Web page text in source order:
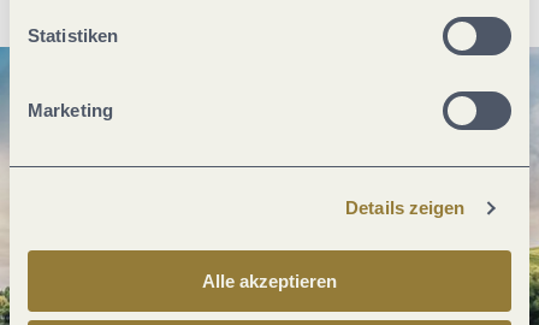
Statistiken
Marketing
Details zeigen
Alle akzeptieren